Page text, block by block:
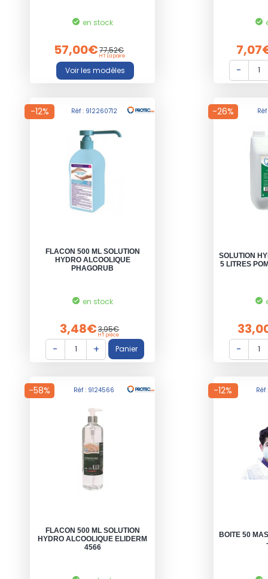
en stock
57,00€77,52€
HT La paire
-12% Réf : 912260712
FLACON 500 ML SOLUTION
HYDRO ALCOOLIQUE
PHAGORUB
en stock
3,48€3,95€
HT pièce
-26%
SOLUTION
5 LITRES
-58% Réf : 9124566
FLACON 500 ML SOLUTION
HYDRO ALCOOLIQUE ELIDERM
4566
-12% Réf
BOITE 50